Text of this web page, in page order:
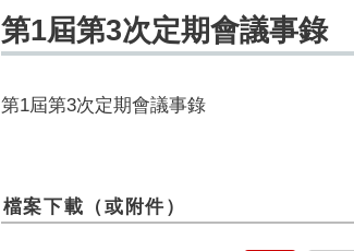
第1屆第3次定期會議事錄
第1屆第3次定期會議事錄
檔案下載（或附件）